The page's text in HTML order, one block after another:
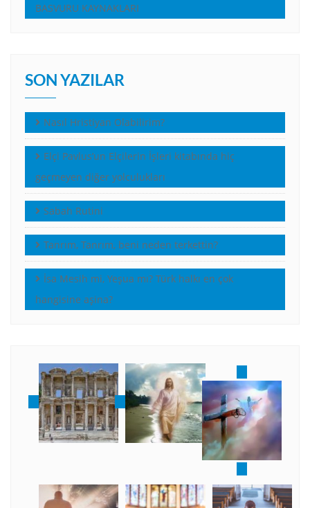
BASVURU KAYNAKLARI
SON YAZILAR
Nasıl Hristiyan Olabilirim?
Elçi Pavlus’un Elçilerin İşleri kitabında hiç
geçmeyen diğer yolculukları
Sabah Rutini
Tanrım, Tanrım, beni neden terkettin?
İsa Mesih mi, Yeşua mı? Türk halkı en çok
hangisine aşina?